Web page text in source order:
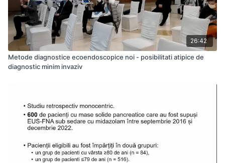
26:42
Metode diagnostice ecoendoscopice noi - posibilitati atipice de
diagnostic minim invaziv